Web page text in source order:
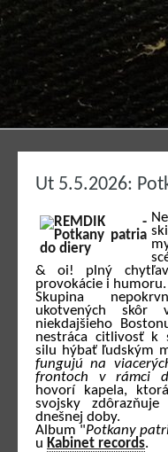
Ut 5.5.2026:
& oi! plný
provokácie i humoru.
Skupina
ukotvených
niekdajšieho
nestráca citlivosť k
silu hýbať ľudským
fungujú na
frontoch v rámci
hovorí kapela,
svojsky
dnešnej doby.
Album "Potkany
u Kabinet records.